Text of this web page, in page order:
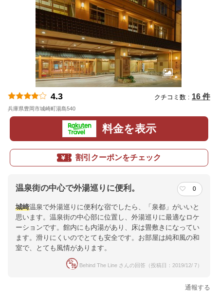
4.3 クチコミ数 : 16 件
兵庫県豊岡市城崎町湯島540
料金を表示
割引クーポンをチェック
温泉街の中心で外湯巡りに便利。 0
城崎温泉で外湯巡りに便利な宿でしたら、「泉都」がいいと
思います。温泉街の中心部に位置し、外湯巡りに最適なロケ
ーションです。館内にも内湯があり、床は畳敷きになってい
ます。滑りにくいのでとても安全です。お部屋は純和風の和
室で、とても風情があります。
Behind The Line さんの回答（投稿日：2019/12/ 7）
通報する